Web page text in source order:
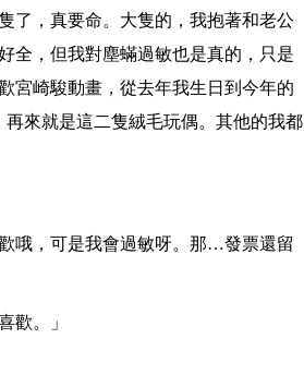
了，真要命。大隻的，我抱著和老公
全，但我對塵蟎過敏也是真的，只是
宮崎駿動畫，從去年我生日到今年的
來就是這二隻絨毛玩偶。其他的我都
哦，可是我會過敏呀。那…發票還留
歡。」